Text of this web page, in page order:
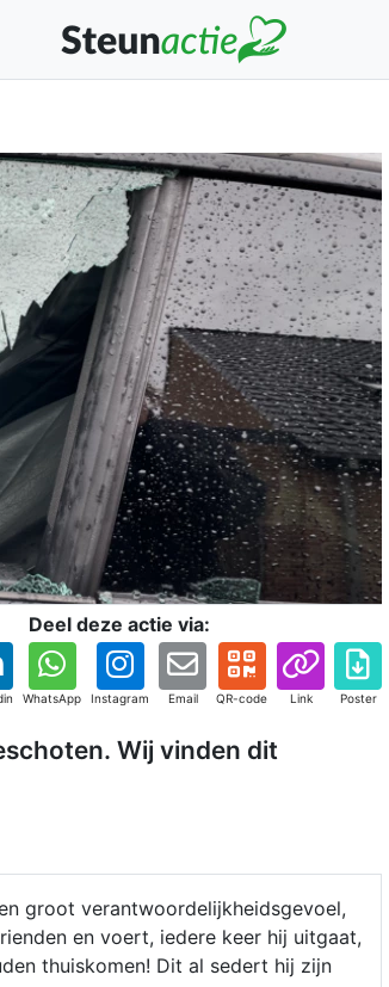
Deel deze actie via:
WhatsApp Instagram Email QR-code Link Poster
Wij vinden dit
groot verantwoordelijkheidsgevoel,
en voert, iedere keer hij uitgaat,
thuiskomen! Dit al sedert hij zijn